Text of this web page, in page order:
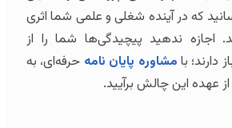
که در آینده شغلی و علمی شما اثری
ندهید پیچیدگی‌ها شما را از
بامشاوره پایان نامه حرفه‌ای، به
این چالش برآیید.